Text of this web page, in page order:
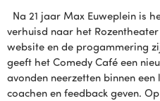
Na 21 jaar Max Euweplein is
verhuisd naar het
website en de progammering
geeft het Comedy Café een
avonden neerzetten binnen
coachen en feedback geven.